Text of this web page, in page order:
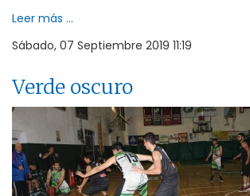
Leer más ...
Sábado, 07 Septiembre 2019 11:19
Verde oscuro